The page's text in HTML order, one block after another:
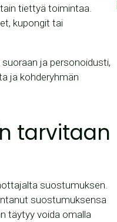
tiettyä toimintaa.
kupongit tai
ja personoidusti,
ja kohderyhmän
tarvitaan
suostumuksen.
suostumuksensa
täytyy voida omalla